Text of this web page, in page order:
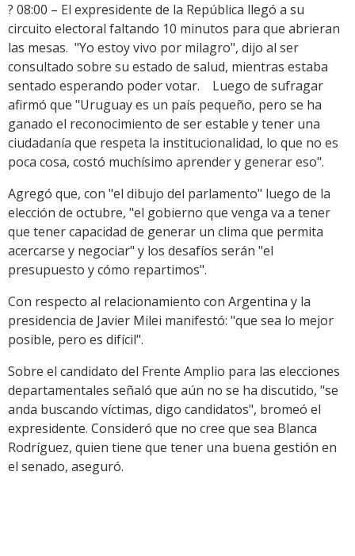
? 08:00 – El expresidente de la República llegó a su
circuito electoral faltando 10 minutos para que abrieran
las mesas. "Yo estoy vivo por milagro", dijo al ser
consultado sobre su estado de salud, mientras estaba
sentado esperando poder votar. Luego de sufragar
afirmó que "Uruguay es un país pequeño, pero se ha
ganado el reconocimiento de ser estable y tener una
ciudadanía que respeta la institucionalidad, lo que no es
poca cosa, costó muchísimo aprender y generar eso".
Agregó que, con "el dibujo del parlamento" luego de la
elección de octubre, "el gobierno que venga va a tener
que tener capacidad de generar un clima que permita
acercarse y negociar" y los desafíos serán "el
presupuesto y cómo repartimos".
Con respecto al relacionamiento con Argentina y la
presidencia de Javier Milei manifestó: "que sea lo mejor
posible, pero es difícil".
Sobre el candidato del Frente Amplio para las elecciones
departamentales señaló que aún no se ha discutido, "se
anda buscando víctimas, digo candidatos", bromeó el
expresidente. Consideró que no cree que sea Blanca
Rodríguez, quien tiene que tener una buena gestión en
el senado, aseguró.